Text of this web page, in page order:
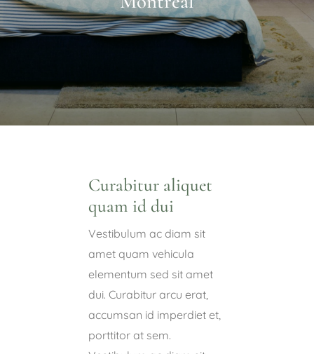
Parque Biológico
Restaurante
Turismo com propósitoCurabitur aliquet
quam id dui
Vestibulum ac diam sit
amet quam vehicula
elementum sed sit amet
dui. Curabitur arcu erat,
accumsan id imperdiet et,
porttitor at sem.